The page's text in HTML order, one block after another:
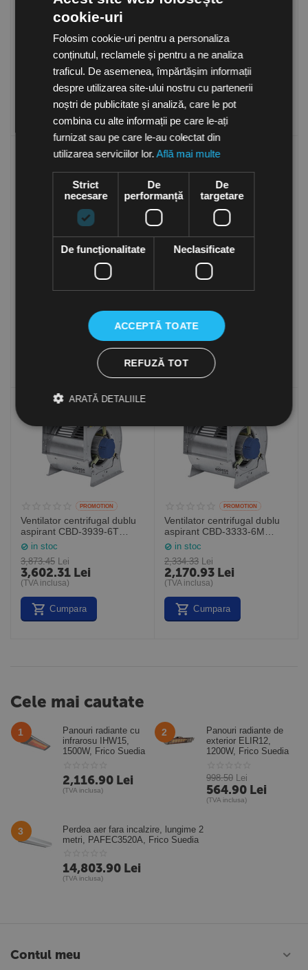
PROMOTION
Ventilator centrifugal dublu
1/5/HE, debit maxim 2700
mc/h, Sodeca Spania
in stoc
1,340.32 Lei
1,246.50 Lei
Cumpara
3/4/HE, debit maxim 3500
mc/h, Sodeca Spania
in stoc
1,519.88 Lei
1,413.49Lei
(TVA inclusa)
Cumpara
PROMOTION
Ventilator centrifugal dublu
aspirant CBD-3333-6M
3/4/HE, debit maxim 4500
Lei
-7%
PROMOTION
Ventilator centrifugal dublu
aspirant CBD-2828-4M
1/2/HE, debit maxim 2500
1,377.70Lei
(TVA inclusa)
Cumpara
PROMOTION
Ventilator centrifugal dublu
aspirant CBD-3939-6T
3/HE, debit maxim 10500
mc/h, Sodeca Spania
in stoc
3,873.45 Lei
3,602.31 Lei
(TVA inclusa)
Cumpara
PROMOTION
Ventilator centrifugal dublu
aspirant CBD-3333-6M
1/HE, debit maxim 6300
mc/h, Sodeca Spania
in stoc
2,334.33 Lei
2,170.93 Lei
(TVA inclusa)
Cumpara
Cele mai cautate
1
Panouri radiante cu
infrarosu IHW15,
1500W, Frico Suedia
2,116.90 Lei
(TVA inclusa)
2
Panouri radiante de
exterior ELIR12,
1200W, Frico Suedia
998.50 Lei
564.90 Lei
(TVA inclusa)
3
Perdea aer fara incalzire, lungime 2
metri, PAFEC3520A, Frico Suedia
14,803.90 Lei
(TVA inclusa)
Contul meu
cookie-uri
Folosim cookie-uri pentru a personaliza
conținutul, reclamele și pentru a ne analiza
traficul. De asemenea, împărtășim informații
despre utilizarea site-ului nostru cu partenerii
noștri de publicitate și analiză, care le pot
combina cu alte informații pe care le-ați
furnizat sau pe care le-au colectat din
utilizarea serviciilor lor.Află mai multe
Strict
necesare
De
performanță
De
targetare
De funcţionalitate Neclasificate
ACCEPTĂ TOATE
REFUZĂ TOT
ARATĂ DETALIILE